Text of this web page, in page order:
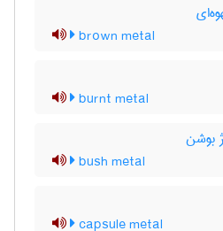
brown metal
burnt metal
بوشن
bush metal
capsule metal